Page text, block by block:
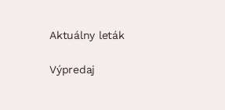
Aktuálny leták
Výpredaj